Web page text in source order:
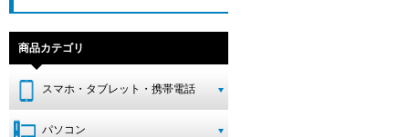
商品カテゴリ
スマホ・タブレット・携帯電話
パソコン